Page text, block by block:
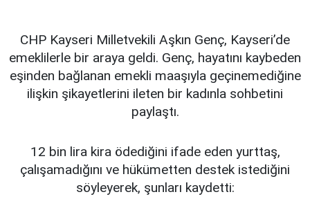
CHP Kayseri Milletvekili Aşkın Genç, Kayseri’de
emeklilerle bir araya geldi. Genç, hayatını kaybeden
eşinden bağlanan emekli maaşıyla geçinemediğine
ilişkin şikayetlerini ileten bir kadınla sohbetini
paylaştı.
12 bin lira kira ödediğini ifade eden yurttaş,
çalışamadığını ve hükümetten destek istediğini
söyleyerek, şunları kaydetti: